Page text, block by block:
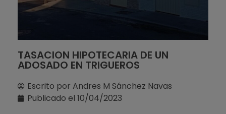
TASACION HIPOTECARIA DE UN
ADOSADO EN TRIGUEROS
Escrito por Andres M Sánchez Navas
Publicado el 10/04/2023